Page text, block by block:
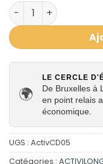
quantité de
🌍
LE CERCLE
De Bruxelles à
en point relais
économique.
UGS : ActivCD05
Catégories :